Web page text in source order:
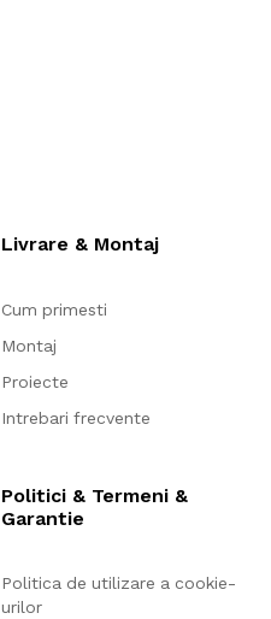
Livrare & Montaj
Cum primesti
Montaj
Proiecte
Intrebari frecvente
Politici & Termeni &
Garantie
Politica de utilizare a cookie-
urilor